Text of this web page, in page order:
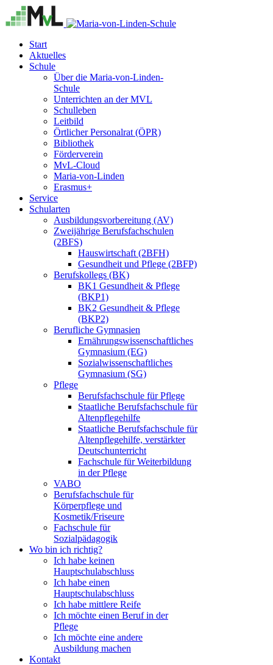
Start
Aktuelles
Schule
Über die Maria-von-Linden-
Schule
Unterrichten an der MVL
Schulleben
Leitbild
Örtlicher Personalrat (ÖPR)
Bibliothek
Förderverein
MvL-Cloud
Maria-von-Linden
Erasmus+
Service
Schularten
Ausbildungsvorbereitung (AV)
Zweijährige Berufsfachschulen
(2BFS)
Hauswirtschaft (2BFH)
Gesundheit und Pflege (2BFP)
Berufskollegs (BK)
BK1 Gesundheit & Pflege
(BKP1)
BK2 Gesundheit & Pflege
(BKP2)
Berufliche Gymnasien
Ernährungswissenschaftliches
Gymnasium (EG)
Sozialwissenschaftliches
Gymnasium (SG)
Pflege
Berufsfachschule für Pflege
Staatliche Berufsfachschule für
Altenpflegehilfe
Staatliche Berufsfachschule für
Altenpflegehilfe, verstärkter
Deutschunterricht
Fachschule für Weiterbildung
in der Pflege
VABO
Berufsfachschule für
Körperpflege und
Kosmetik/Friseure
Fachschule für
Sozialpädagogik
Wo bin ich richtig?
Ich habe keinen
Hauptschulabschluss
Ich habe einen
Hauptschulabschluss
Ich habe mittlere Reife
Ich möchte einen Beruf in der
Pflege
Ich möchte eine andere
Ausbildung machen
Kontakt